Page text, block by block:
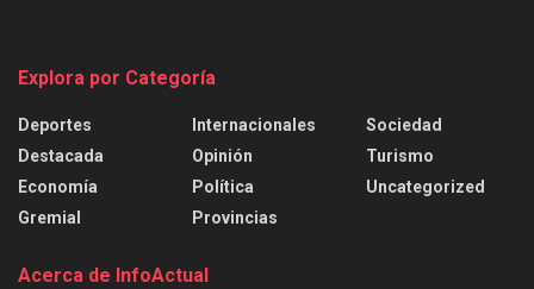
Explora por Categoría
Deportes
Destacada
Economía
Gremial
Internacionales
Opinión
Política
Provincias
Sociedad
Turismo
Uncategorized
Acerca de InfoActual